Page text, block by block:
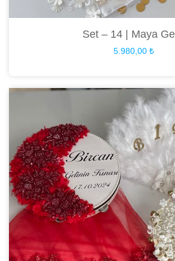
Set – 14 | Maya
5.980,00 ₺